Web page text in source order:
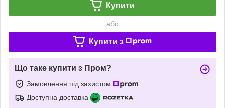
Купити
або
Купити з
Що таке купити з Пром?
Замовлення під захистом
Доступна доставка